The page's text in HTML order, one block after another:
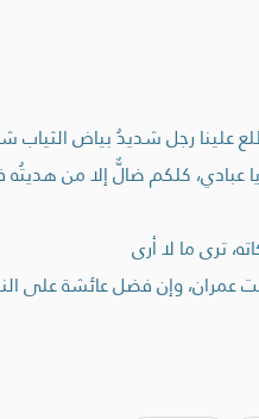
رجل شديدُ بياض الثياب
عبادي، كلكم ضالٌّ إلا من
ترى ما لا أرى
عمران، وإن فضل عائشة على